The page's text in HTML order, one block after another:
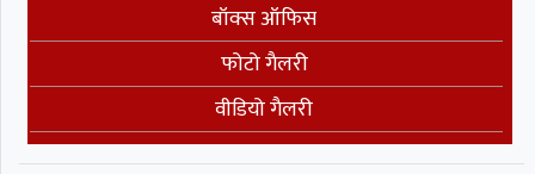
बॉक्स ऑफिस
फोटो गैलरी
वीडियो गैलरी